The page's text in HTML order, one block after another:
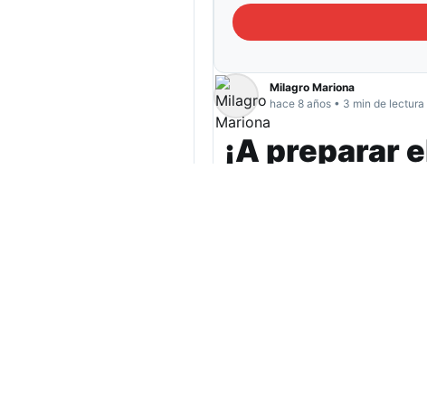
Milagro Mariona
hace 8 años • 3 min de lectura
¡A preparar